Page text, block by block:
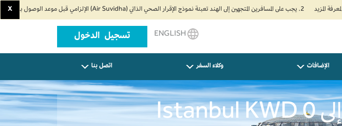
2. يجب على المسافرين المتجهين إلى الهند تعبئة نموذج الإقرار الصحي الذاتي (Air Suvidha) الإلزامي قبل موعد الوصول بـ 24 ساعة على الأقل. اضغط هنا للدخول إلى بوابة Air Suvidha. X
تسجيل الدخول
الإضافات وكلاء السفر اتصل بنا